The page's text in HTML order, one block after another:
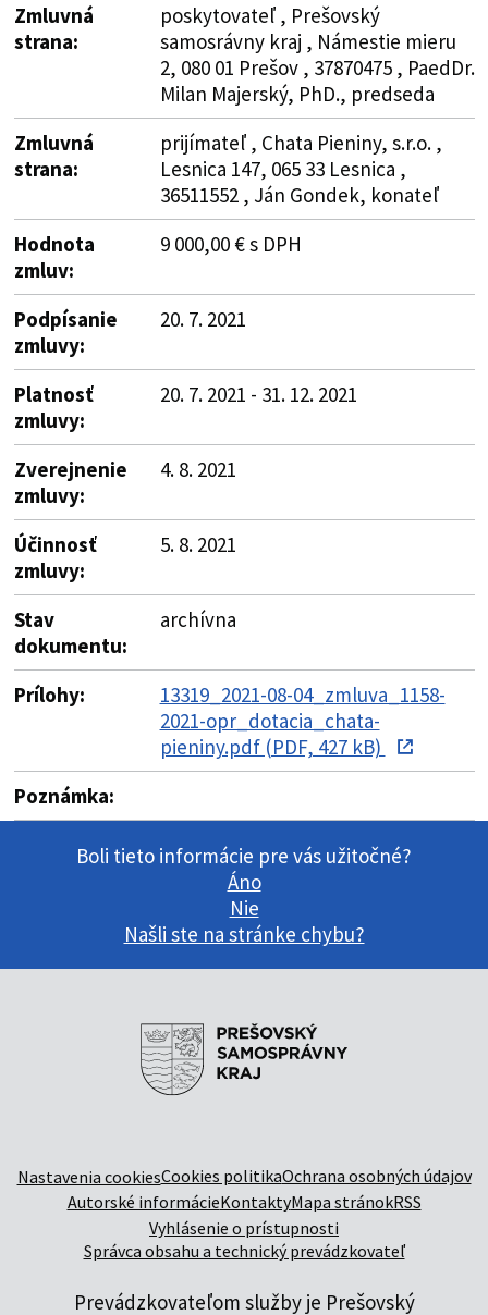
Zmluvná
strana:
poskytovateľ , Prešovský
samosrávny kraj , Námestie mieru
2, 080 01 Prešov , 37870475 , PaedDr.
Milan Majerský, PhD., predseda
Zmluvná
strana:
prijímateľ , Chata Pieniny, s.r.o. ,
Lesnica 147, 065 33 Lesnica ,
36511552 , Ján Gondek, konateľ
Hodnota
zmluv:
9 000,00 € s DPH
Podpísanie
zmluvy:
20. 7. 2021
Platnosť
zmluvy:
20. 7. 2021 - 31. 12. 2021
Zverejnenie
zmluvy:
4. 8. 2021
Účinnosť
zmluvy:
5. 8. 2021
Stav
dokumentu:
archívna
Prílohy:
13319_2021-08-04_zmluva_1158-
2021-opr_dotacia_chata-
pieniny.pdf (PDF, 427 kB)
Poznámka:
Boli tieto informácie pre vás užitočné?
Áno
Nie
Našli ste na stránke chybu?
Nastavenia cookiesCookies politikaOchrana osobných údajov
Autorské informácieKontaktyMapa stránokRSS
Vyhlásenie o prístupnosti
Správca obsahu a technický prevádzkovateľ
Prevádzkovateľom služby je Prešovský